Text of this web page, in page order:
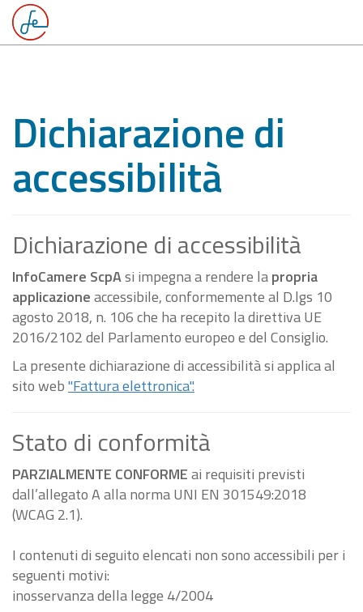
Dichiarazione di
accessibilità
Dichiarazione di accessibilità
InfoCamere ScpAsi impegna a rendere lapropria
applicazioneaccessibile, conformemente al D.lgs 10
agosto 2018, n. 106 che ha recepito la direttiva UE
2016/2102 del Parlamento europeo e del Consiglio.
La presente dichiarazione di accessibilità si applica al
sito web"Fattura elettronica".
Stato di conformità
PARZIALMENTE CONFORMEai requisiti previsti
dall’allegato A alla norma UNI EN 301549:2018
(WCAG 2.1).
I contenuti di seguito elencati non sono accessibili per i
seguenti motivi:
inosservanza della legge 4/2004